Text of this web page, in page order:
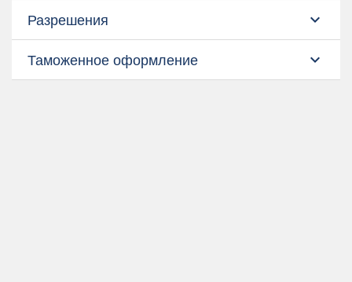
Разрешения expand_more
Таможенное оформление expand_more